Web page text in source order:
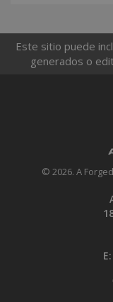
Este sitio puede
generados o
© 2026. A
E: